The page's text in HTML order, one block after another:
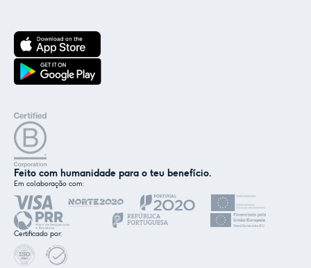
Feito com humanidade para o teu benefício.
Em colaboração com:
Certificado por:
Nós e os nossos parceiros usamos cookies ou
tecnologias semelhantes, conforme
mencionado na